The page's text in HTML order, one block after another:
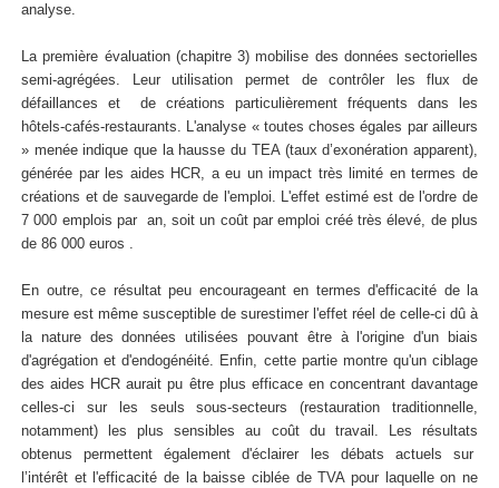
analyse.
La première évaluation (chapitre 3) mobilise des données sectorielles
semi-agrégées. Leur utilisation permet de contrôler les flux de
défaillances et de créations particulièrement fréquents dans les
hôtels-cafés-restaurants. L'analyse « toutes choses égales par ailleurs
» menée indique que la hausse du TEA (taux d’exonération apparent),
générée par les aides HCR, a eu un impact très limité en termes de
créations et de sauvegarde de l'emploi. L'effet estimé est de l'ordre de
7 000 emplois par an, soit un coût par emploi créé très élevé, de plus
de 86 000 euros .
En outre, ce résultat peu encourageant en termes d'efficacité de la
mesure est même susceptible de surestimer l'effet réel de celle-ci dû à
la nature des données utilisées pouvant être à l'origine d'un biais
d'agrégation et d'endogénéité. Enfin, cette partie montre qu'un ciblage
des aides HCR aurait pu être plus efficace en concentrant davantage
celles-ci sur les seuls sous-secteurs (restauration traditionnelle,
notamment) les plus sensibles au coût du travail. Les résultats
obtenus permettent également d'éclairer les débats actuels sur
l’intérêt et l'efficacité de la baisse ciblée de TVA pour laquelle on ne